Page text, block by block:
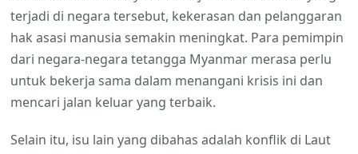
terjadi di negara tersebut, kekerasan dan pelanggaran
hak asasi manusia semakin meningkat. Para pemimpin
dari negara-negara tetangga Myanmar merasa perlu
untuk bekerja sama dalam menangani krisis ini dan
mencari jalan keluar yang terbaik.
Selain itu, isu lain yang dibahas adalah konflik di Laut